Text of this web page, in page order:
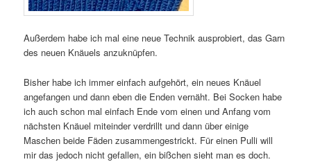
Außerdem habe ich mal eine neue Technik ausprobiert, das Garn
des neuen Knäuels anzuknüpfen.
Bisher habe ich immer einfach aufgehört, ein neues Knäuel
angefangen und dann eben die Enden vernäht. Bei Socken habe
ich auch schon mal einfach Ende vom einen und Anfang vom
nächsten Knäuel miteinder verdrillt und dann über einige
Maschen beide Fäden zusammengestrickt. Für einen Pulli will
mir das jedoch nicht gefallen, ein bißchen sieht man es doch.